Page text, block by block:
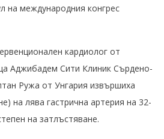
на международния конгрес
кардиолог от
Аджибадем Сити Клиник Сърдено-
Ружа от Унгария извършиха
на лява гастрична артерия на 32-
на затлъстяване.